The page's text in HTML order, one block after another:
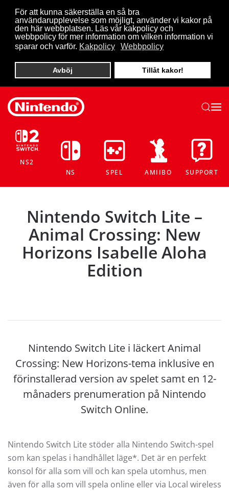
För att kunna säkerställa en så bra
användarupplevelse som möjligt, använder vi kakor på
den här webbplatsen. Läs vår kakpolicy och
webbpolicy för mer information om vilken information vi
sparar och varför. Kakpolicy Webbpolicy
Avböj Tillåt kakor!
Skip to main content
NS2
NS
SPEL AMIIBO SUPPORT
Nintendo Switch Lite –
Animal Crossing: New
Horizons Isabelle Aloha
Edition
Nintendo Switch Lite i läckert Animal
Crossing: New Horizons-tema inklusive en
förinstallerad version av spelet samt en 12-
månaders prenumeration på Nintendo
Switch Online.
Nintendo Switch Lite stöder alla Nintendo Switch-spel
som kan spelas i handhållet läge*. Det är en perfekt
konsol för alla som vill och kan spela utomhus, men
även för alla som vill spela online eller via Local wireless